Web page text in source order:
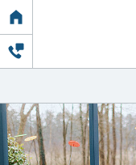
Link
zur
Startseite